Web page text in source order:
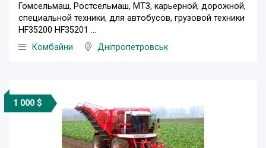
Гомсельмаш, Ростсельмаш, МТЗ, карьерной, дорожной,
специальной техники, для автобусов, грузовой техники
HF35200 HF35201 ...
Комбайни
Дніпропетровськ
1 000 $